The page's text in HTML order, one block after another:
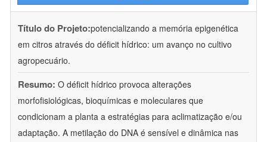
Título do Projeto:potencializando a memória epigenética
em citros através do déficit hídrico: um avanço no cultivo
agropecuário.
Resumo: O déficit hídrico provoca alterações
morfofisiológicas, bioquímicas e moleculares que
condicionam a planta a estratégias para aclimatização e/ou
adaptação. A metilação do DNA é sensível e dinâmica nas